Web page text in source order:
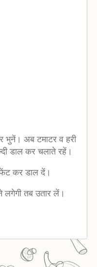
भुनें। अब टमाटर व हरी
डाल कर चलाते रहें।
कर डाल दें।
लगेगी तब उतार लें।